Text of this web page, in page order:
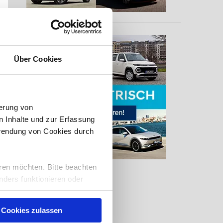
Über Cookies
von
Inhalte und zur Erfassung
von Cookies durch
möchten. Bitte beachten
funktionieren oder
auch, Sie zu
Cookies zulassen